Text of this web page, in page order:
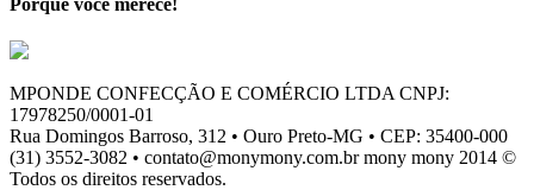
MPONDE CONFECÇÃO E COMÉRCIO LTDA CNPJ:
17978250/0001-01
Rua Domingos Barroso, 312 • Ouro Preto-MG • CEP: 35400-000
(31) 3552-3082 • contato@monymony.com.br mony mony 2014 ©
Todos os direitos reservados.